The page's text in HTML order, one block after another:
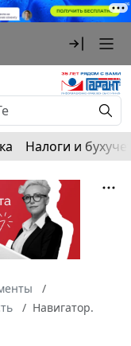
Налоги и
Навигатор.